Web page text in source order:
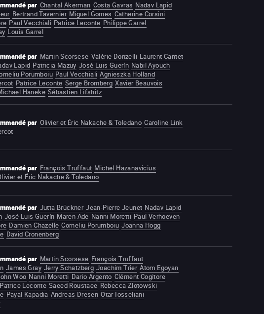
par Chantal Akerman Costa Gavras Nadav Lapid
Bertrand Tavernier Miguel Gomes Catherine Corsini
Paul Vecchiali Patrice Leconte Philippe Garrel
Louis Garrel
par Martin Scorsese Valérie Donzelli Laurent Cantet
Lapid Patricia Mazuy José Luis Guerín Nabil Ayouch
Porumboiu Paul Vecchiali Agnieszka Holland
Patrice Leconte Serge Bromberg Xavier Beauvois
Haneke Sébastien Lifshitz
par Olivier et Éric Nakache & Toledano Caroline Link
par François Truffaut Michel Hazanavicius
et Éric Nakache & Toledano
par Jutta Brückner Jean-Pierre Jeunet Nadav Lapid
José Luis Guerín Maren Ade Nanni Moretti Paul Verhoeven
Damien Chazelle Corneliu Porumboiu Joanna Hogg
David Cronenberg
par Martin Scorsese François Truffaut
James Gray Jerry Schatzberg Joachim Trier Atom Egoyan
Woo Nanni Moretti Dario Argento Clément Cogitore
Patrice Leconte Saeed Roustaee Rebecca Zlotowski
Payal Kapadia Andreas Dresen Otar Iosseliani